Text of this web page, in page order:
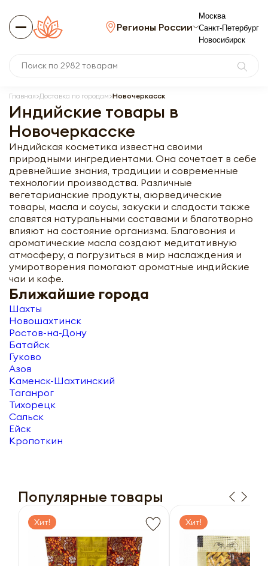
Регионы России
Москва
Санкт-Петербург
Новосибирск
Главная Доставка по городам Новочеркасск
Индийские товары в
Новочеркасске
Индийская косметика известна своими
природными ингредиентами. Она сочетает в себе
древнейшие знания, традиции и современные
технологии производства. Различные
вегетарианские продукты, аюрведические
товары, масла и соусы, закуски и сладости также
славятся натуральными составами и благотворно
влияют на состояние организма. Благовония и
ароматические масла создают медитативную
атмосферу, а погрузиться в мир наслаждения и
умиротворения помогают ароматные индийские
чаи и кофе.
Ближайшие города
Шахты
Новошахтинск
Ростов-на-Дону
Батайск
Гуково
Азов
Каменск-Шахтинский
Таганрог
Тихорецк
Сальск
Ейск
Кропоткин
Популярные товары
Хит! Хит!